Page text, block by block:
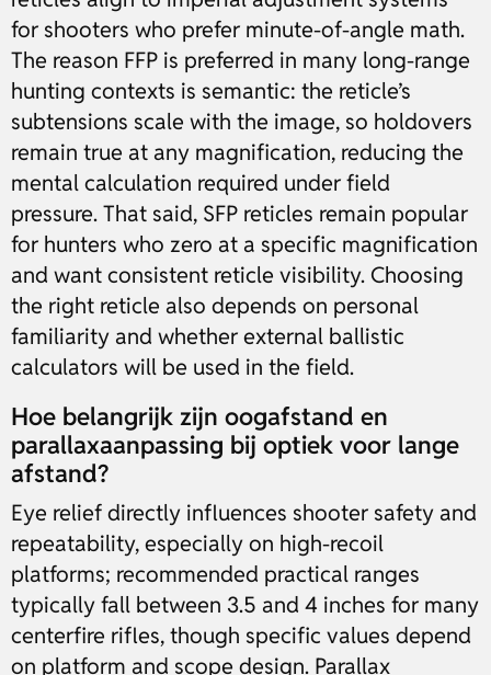
for shooters who prefer minute-of-angle math.
The reason FFP is preferred in many long-range
hunting contexts is semantic: the reticle’s
subtensions scale with the image, so holdovers
remain true at any magnification, reducing the
mental calculation required under field
pressure. That said, SFP reticles remain popular
for hunters who zero at a specific magnification
and want consistent reticle visibility. Choosing
the right reticle also depends on personal
familiarity and whether external ballistic
calculators will be used in the field.
Hoe belangrijk zijn oogafstand en
parallaxaanpassing bij optiek voor lange
afstand?
Eye relief directly influences shooter safety and
repeatability, especially on high-recoil
platforms; recommended practical ranges
typically fall between 3.5 and 4 inches for many
centerfire rifles, though specific values depend
on platform and scope design. Parallax